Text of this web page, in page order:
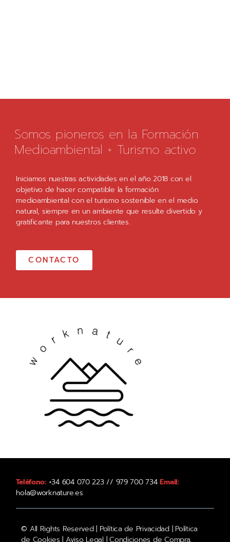
Somos pioneros en la Formación
Medioambiental + Turismo activo
Iniciamos nuestras actividades en el año 2018 con el
objetivo de hacer compatible la formación
medioambiental con el turismo sostenible en el medio
natural, siempre en un ambiente que resulte divertido y
gratificante para nuestros clientes.
CONTACTO
Teléfono: +34 604 070 223 // 979 700 734Email:
hola@worknature.es
© All Rights Reserved | Política de Privacidad| Política
de Cookies | Aviso Legal |Condiciones de Compra,